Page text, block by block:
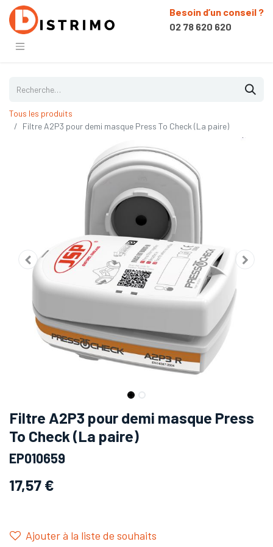
Besoin d’un conseil ?
02 78 620 620
Tous les produits
Filtre A2P3 pour demi masque Press To Check (La paire)
Filtre A2P3 pour demi masque Press
To Check (La paire)
EP010659
17,57 €
Ajouter à la liste de souhaits